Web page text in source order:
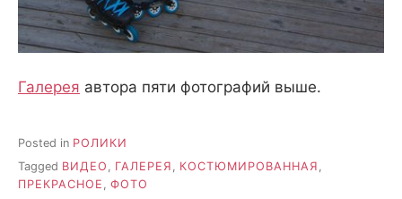
Галерея автора пяти фотографий выше.
Posted in РОЛИКИ
Tagged ВИДЕО , ГАЛЕРЕЯ , КОСТЮМИРОВАННАЯ ,
ПРЕКРАСНОЕ , ФОТО